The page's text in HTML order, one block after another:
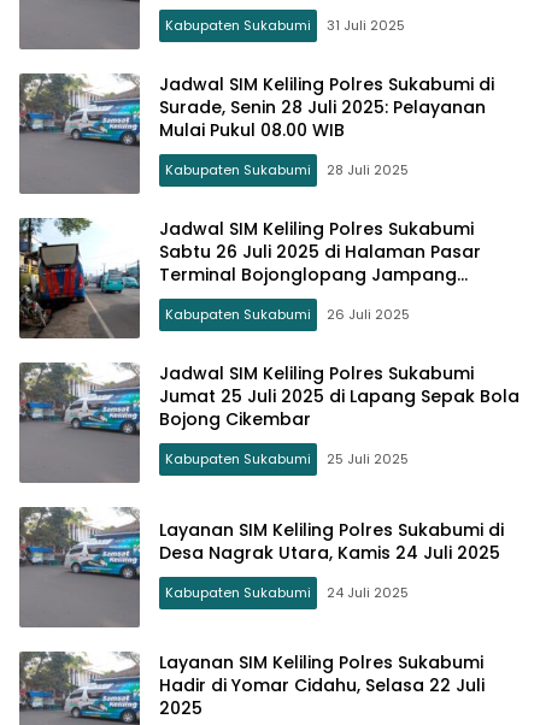
Kabupaten Sukabumi 31 Juli 2025
Jadwal SIM Keliling Polres Sukabumi di
Surade, Senin 28 Juli 2025: Pelayanan
Mulai Pukul 08.00 WIB
Kabupaten Sukabumi 28 Juli 2025
Jadwal SIM Keliling Polres Sukabumi
Sabtu 26 Juli 2025 di Halaman Pasar
Terminal Bojonglopang Jampang
Tengah
Kabupaten Sukabumi 26 Juli 2025
Jadwal SIM Keliling Polres Sukabumi
Jumat 25 Juli 2025 di Lapang Sepak Bola
Bojong Cikembar
Kabupaten Sukabumi 25 Juli 2025
Layanan SIM Keliling Polres Sukabumi di
Desa Nagrak Utara, Kamis 24 Juli 2025
Kabupaten Sukabumi 24 Juli 2025
Layanan SIM Keliling Polres Sukabumi
Hadir di Yomar Cidahu, Selasa 22 Juli
2025